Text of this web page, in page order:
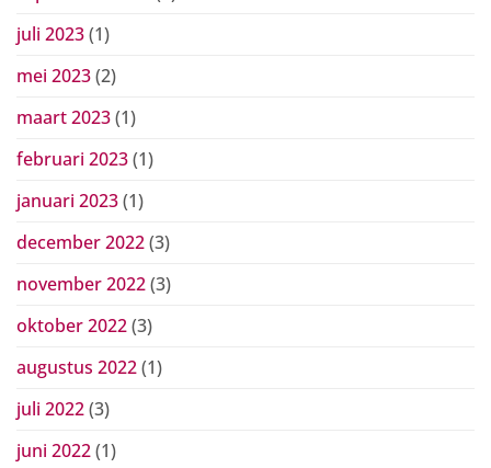
juli 2023(1)
mei 2023(2)
maart 2023(1)
februari 2023(1)
januari 2023(1)
december 2022(3)
november 2022(3)
oktober 2022(3)
augustus 2022(1)
juli 2022(3)
juni 2022(1)